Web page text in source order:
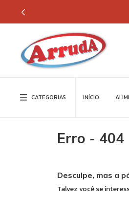
CATEGORIAS INÍCIO
Erro - 404
Desculpe, mas a
Talvez você se